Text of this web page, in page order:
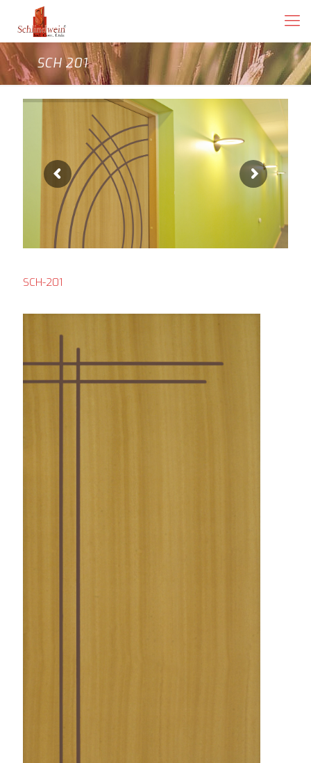
SCH 201
SCH-201